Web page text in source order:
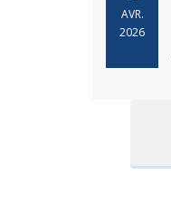
AVR.
2026